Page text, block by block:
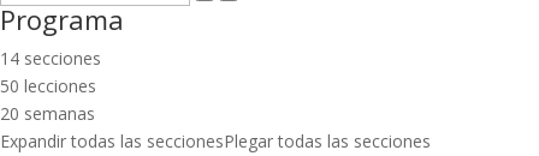
Programa
14 secciones
50 lecciones
20 semanas
Expandir todas las seccionesPlegar todas las secciones